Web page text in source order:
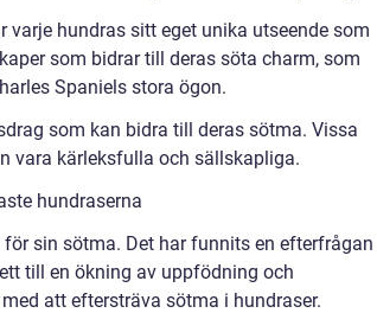
varje hundras sitt eget unika utseende som
som bidrar till deras söta charm, som
Spaniels stora ögon.
som kan bidra till deras sötma. Vissa
vara kärleksfulla och sällskapliga.
hundraserna
sin sötma. Det har funnits en efterfrågan
till en ökning av uppfödning och
att eftersträva sötma i hundraser.